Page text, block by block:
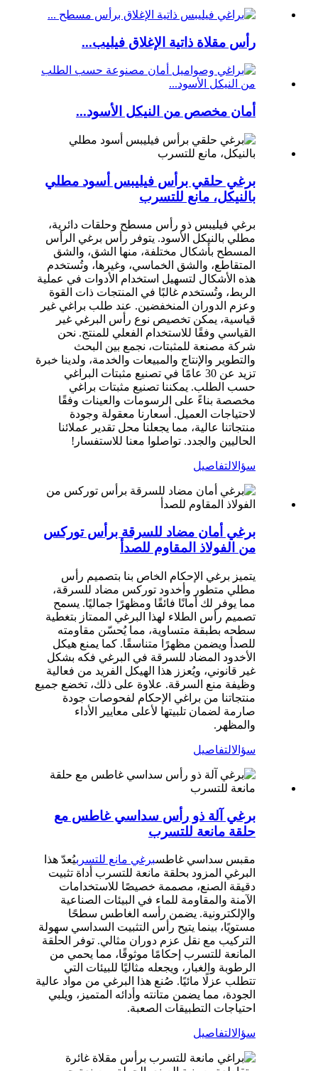
رأس مقلاة ذاتية الإغلاق فيليب...
أمان مخصص من النيكل الأسود...
برغي حلقي برأس فيليبس أسود مطلي
بالنيكل، مانع للتسرب
برغي فيليبس ذو رأس مسطح وحلقات دائرية،
مطلي بالنيكل الأسود. يتوفر رأس برغي الرأس
المسطح بأشكال مختلفة، منها الشق، والشق
المتقاطع، والشق الخماسي، وغيرها، وتُستخدم
هذه الأشكال لتسهيل استخدام الأدوات في عملية
الربط، وتُستخدم غالبًا في المنتجات ذات القوة
وعزم الدوران المنخفضين. عند طلب براغي غير
قياسية، يمكن تخصيص نوع رأس البرغي غير
القياسي وفقًا للاستخدام الفعلي للمنتج. نحن
شركة مصنعة للمثبتات، نجمع بين البحث
والتطوير والإنتاج والمبيعات والخدمة، ولدينا خبرة
تزيد عن 30 عامًا في تصنيع مثبتات البراغي
حسب الطلب. يمكننا تصنيع مثبتات براغي
مخصصة بناءً على الرسومات والعينات وفقًا
لاحتياجات العميل. أسعارنا معقولة وجودة
منتجاتنا عالية، مما يجعلنا محل تقدير عملائنا
الحاليين والجدد. تواصلوا معنا للاستفسار!
سؤالالتفاصيل
برغي أمان مضاد للسرقة برأس توركس
من الفولاذ المقاوم للصدأ
يتميز برغي الإحكام الخاص بنا بتصميم رأس
مطلي متطور وأخدود توركس مضاد للسرقة،
مما يوفر لك أمانًا فائقًا ومظهرًا جماليًا. يسمح
تصميم رأس الطلاء لهذا البرغي الممتاز بتغطية
سطحه بطبقة متساوية، مما يُحسّن مقاومته
للصدأ ويضمن مظهرًا متناسقًا. كما يمنع هيكل
الأخدود المضاد للسرقة في البرغي فكه بشكل
غير قانوني، ويُعزز هذا الهيكل الفريد من فعالية
وظيفة منع السرقة. علاوة على ذلك، تخضع جميع
منتجاتنا من براغي الإحكام لفحوصات جودة
صارمة لضمان تلبيتها لأعلى معايير الأداء
والمظهر.
سؤالالتفاصيل
برغي آلة ذو رأس سداسي غاطس مع
حلقة مانعة للتسرب
مقبس سداسي غاطسبرغي مانع للتسربيُعدّ هذا
البرغي المزود بحلقة مانعة للتسرب أداة تثبيت
دقيقة الصنع، مصممة خصيصًا للاستخدامات
الآمنة والمقاومة للماء في البيئات الصناعية
والإلكترونية. يضمن رأسه الغاطس سطحًا
مستويًا، بينما يتيح رأس التثبيت السداسي سهولة
التركيب مع نقل عزم دوران مثالي. توفر الحلقة
المانعة للتسرب إحكامًا موثوقًا، مما يحمي من
الرطوبة والغبار، ويجعله مثاليًا للبيئات التي
تتطلب عزلًا مائيًا. صُنع هذا البرغي من مواد عالية
الجودة، مما يضمن متانته وأدائه المتميز، ويلبي
احتياجات التطبيقات الصعبة.
سؤالالتفاصيل